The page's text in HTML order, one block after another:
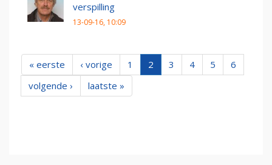
verspilling
13-09-16, 10:09
« eerste ‹ vorige 1 2 3 4 5
6
volgende ›
laatste »